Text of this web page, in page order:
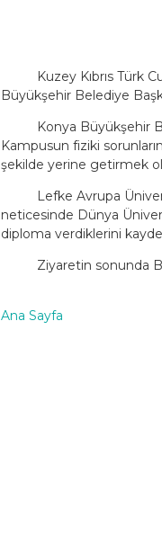
Kuzey Kıbrıs Türk
Büyükşehir Belediye
Konya Büyükşehir
Kampusun fiziki
şekilde yerine getirmek
Lefke Avrupa
neticesinde Dünya
diploma verdiklerini
Ziyaretin sonunda
Ana Sayfa